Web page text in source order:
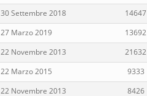
30 Settembre 2018
14647
27 Marzo 2019
13692
22 Novembre 2013
21632
22 Marzo 2015
9333
22 Novembre 2013
8426